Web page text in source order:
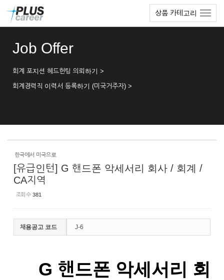
상품 카테고리
Job Offer
회계 포지션 헤드헌팅 의뢰하기 >
회계경력직 이력서 등록하기 (미국거주자) >
한국에서 미국으로
[유급인턴] G 핸드폰 악세서리 회사 / 회계 /
CA지역
조회 수 381
채용공고 코드 J-6
G 핸드폰 악세서리 회